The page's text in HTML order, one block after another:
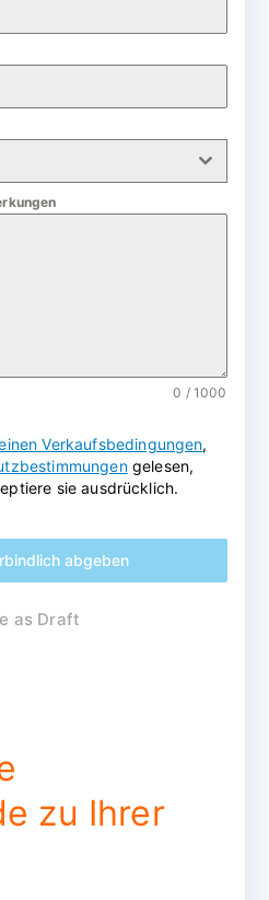
0 / 1000
Verkaufsbedingungen,
gelesen,
sie ausdrücklich.
abgeben
as Draft
zu Ihrer